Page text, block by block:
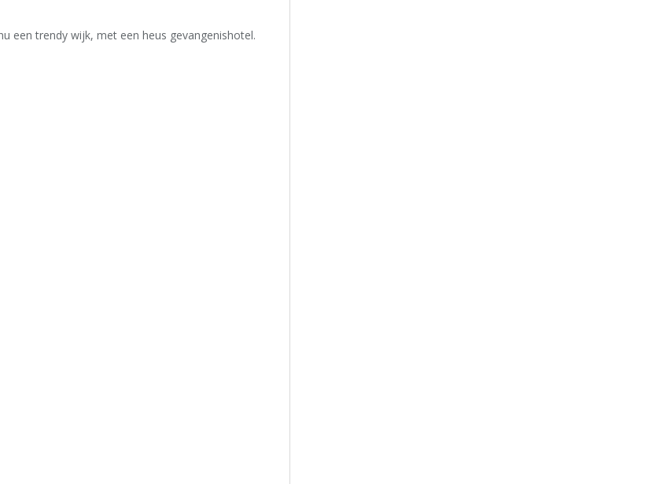
een trendy wijk, met een heus gevangenishotel.